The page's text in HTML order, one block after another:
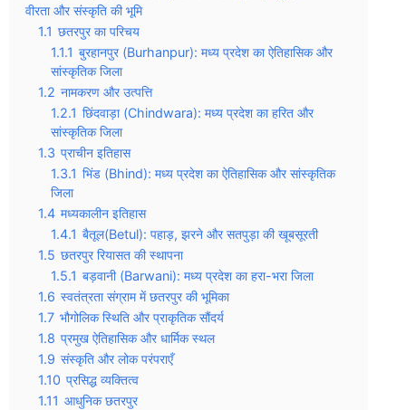
वीरता और संस्कृति की भूमि
1.1 छतरपुर का परिचय
1.1.1 बुरहानपुर (Burhanpur): मध्य प्रदेश का ऐतिहासिक और
सांस्कृतिक जिला
1.2 नामकरण और उत्पत्ति
1.2.1 छिंदवाड़ा (Chindwara): मध्य प्रदेश का हरित और
सांस्कृतिक जिला
1.3 प्राचीन इतिहास
1.3.1 भिंड (Bhind): मध्य प्रदेश का ऐतिहासिक और सांस्कृतिक
जिला
1.4 मध्यकालीन इतिहास
1.4.1 बैतूल(Betul): पहाड़, झरने और सतपुड़ा की खूबसूरती
1.5 छतरपुर रियासत की स्थापना
1.5.1 बड़वानी (Barwani): मध्य प्रदेश का हरा-भरा जिला
1.6 स्वतंत्रता संग्राम में छतरपुर की भूमिका
1.7 भौगोलिक स्थिति और प्राकृतिक सौंदर्य
1.8 प्रमुख ऐतिहासिक और धार्मिक स्थल
1.9 संस्कृति और लोक परंपराएँ
1.10 प्रसिद्ध व्यक्तित्व
1.11 आधुनिक छतरपुर